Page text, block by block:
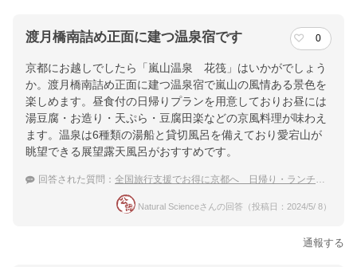
渡月橋南詰め正面に建つ温泉宿です 0
京都にお越しでしたら「嵐山温泉 花筏」はいかがでしょう
か。渡月橋南詰め正面に建つ温泉宿で嵐山の風情ある景色を
楽しめます。昼食付の日帰りプランを用意しておりお昼には
湯豆腐・お造り・天ぷら・豆腐田楽などの京風料理が味わえ
ます。温泉は6種類の湯船と貸切風呂を備えており愛宕山が
眺望できる展望露天風呂がおすすめです。
回答された質問： 全国旅行支援でお得に京都へ 日帰り・ランチ付きで温泉に入れる温泉宿は？
Natural Scienceさんの回答（投稿日：2024/5/ 8）
通報する